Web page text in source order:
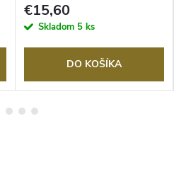
€15,60
Skladom 5 ks
DO KOŠÍKA